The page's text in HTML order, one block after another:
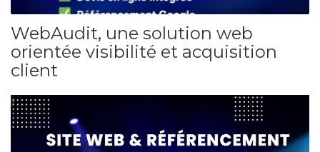
WebAudit, une solution web
orientée visibilité et acquisition
client